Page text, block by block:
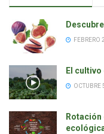
FEBRERO
El
OCTUBRE